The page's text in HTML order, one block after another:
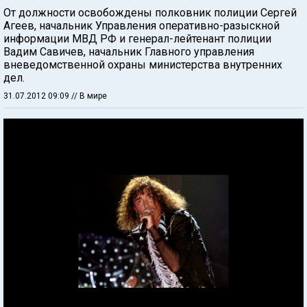
От должности освобождены полковник полиции Сергей
Агеев, начальник Управления оперативно-разыскной
информации МВД РФ и генерал-лейтенант полиции
Вадим Савичев, начальник Главного управления
вневедомственной охраны министерства внутренних
дел.
31.07.2012 09:09 // В мире